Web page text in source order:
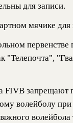
для записи.
мячике
первенстве
"Телепочта",
FIVB запрещают
волейболу